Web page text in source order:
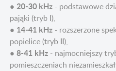
● 20-30 kHz - podstawowe
pająki (tryb I),
● 14-41 kHz - rozszerzone
popielice (tryb II),
● 8-41 kHz - najmocniejszy
pomieszczeniach